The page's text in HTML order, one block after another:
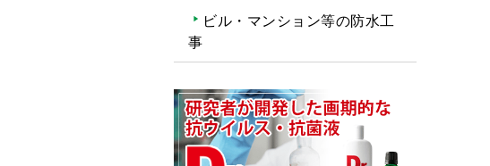
ビル・マンション等の防水工
事